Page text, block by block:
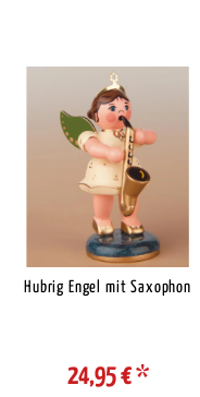
Hubrig Engel mit Saxophon
24,95 €*